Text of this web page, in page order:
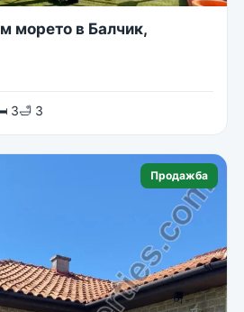
морето в Балчик,
3🛁 3
Продажба